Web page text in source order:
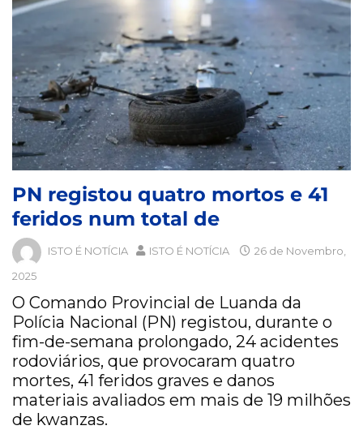
PN registou quatro mortos e 41
feridos num total de
ISTO É NOTÍCIA ISTO É NOTÍCIA
26 de Novembro,
2025
O Comando Provincial de Luanda da
Polícia Nacional (PN) registou, durante o
fim-de-semana prolongado, 24 acidentes
rodoviários, que provocaram quatro
mortes, 41 feridos graves e danos
materiais avaliados em mais de 19 milhões
de kwanzas.